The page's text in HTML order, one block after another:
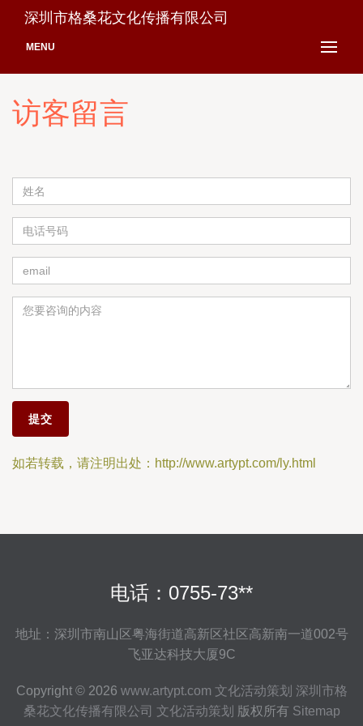
深圳市格桑花文化传播有限公司
MENU
访客留言
如若转载，请注明出处：http://www.artypt.com/ly.html
电话：0755-73**
地址：深圳市南山区粤海街道高新区社区高新南一道002号
飞亚达科技大厦9C
Copyright © 2026 www.artypt.com 文化活动策划 深圳市格
桑花文化传播有限公司 文化活动策划 版权所有 Sitemap